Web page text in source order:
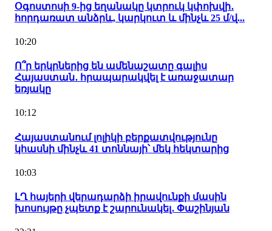
Օգոստոսի 9-ից եղանակը կտրուկ կփոխվի․
հորդառատ անձրև, կարկուտ և մինչև 25 մ/վ...
10:20
Ո՞ր երկրներից են ամենաշատը գալիս
Հայաստան․ հրապարակվել է առաջատար
եռյակը
10:12
Հայաստանում լոլիկի բերքատվությունը
կհասնի մինչև 41 տոննայի՝ մեկ հեկտարից
10:03
ԼՂ հայերի վերադարձի իրավունքի մասին
խոսույթը չպետք է շարունակել․ Փաշինյան